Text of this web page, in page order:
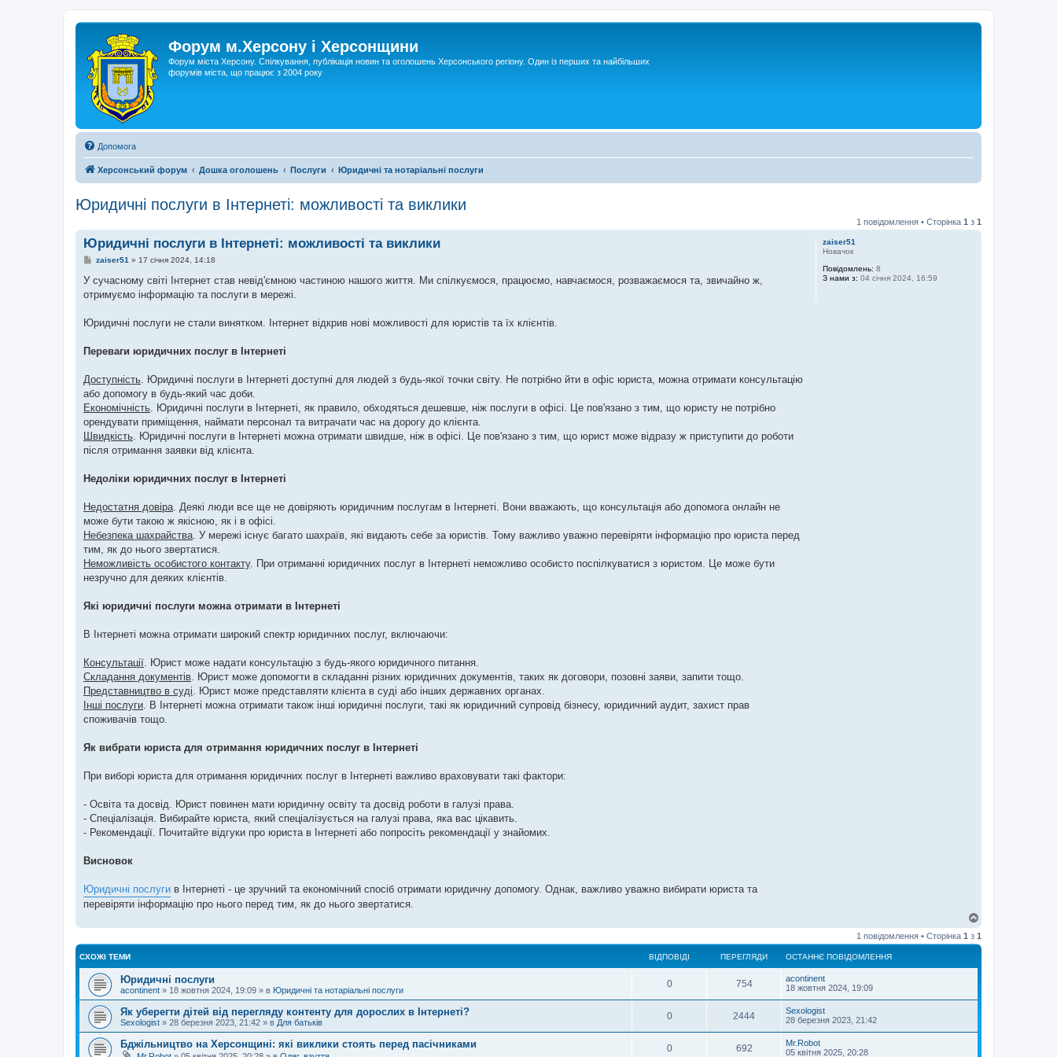
Форум м.Херсону і Херсонщини
Форум міста Херсону. Спілкування, публікація новин та оголошень Херсонського регіону. Один із перших та найбільших
форумів міста, що працює з 2004 року
Допомога
Херсонський форум Дошка оголошень Послуги Юридичні та нотаріальні послуги
Юридичні послуги в Інтернеті: можливості та виклики
1 повідомлення • Сторінка 1 з 1
zaiser51
Новачок
Повідомлень: 8
З нами з: 04 січня 2024, 16:59
Юридичні послуги в Інтернеті: можливості та виклики
П
в
д
л
н
zaiser51 » 17 січня 2024, 14:18
У сучасному світі Інтернет став невід'ємною частиною нашого життя. Ми спілкуємося, працюємо, навчаємося, розважаємося та, звичайно ж,
отримуємо інформацію та послуги в мережі.
Юридичні послуги не стали винятком. Інтернет відкрив нові можливості для юристів та їх клієнтів.
Переваги юридичних послуг в Інтернеті
Доступність. Юридичні послуги в Інтернеті доступні для людей з будь-якої точки світу. Не потрібно йти в офіс юриста, можна отримати консультацію
або допомогу в будь-який час доби.
Економічність. Юридичні послуги в Інтернеті, як правило, обходяться дешевше, ніж послуги в офісі. Це пов'язано з тим, що юристу не потрібно
орендувати приміщення, наймати персонал та витрачати час на дорогу до клієнта.
Швидкість. Юридичні послуги в Інтернеті можна отримати швидше, ніж в офісі. Це пов'язано з тим, що юрист може відразу ж приступити до роботи
після отримання заявки від клієнта.
Недоліки юридичних послуг в Інтернеті
Недостатня довіра. Деякі люди все ще не довіряють юридичним послугам в Інтернеті. Вони вважають, що консультація або допомога онлайн не
може бути такою ж якісною, як і в офісі.
Небезпека шахрайства. У мережі існує багато шахраїв, які видають себе за юристів. Тому важливо уважно перевіряти інформацію про юриста перед
тим, як до нього звертатися.
Неможливість особистого контакту. При отриманні юридичних послуг в Інтернеті неможливо особисто поспілкуватися з юристом. Це може бути
незручно для деяких клієнтів.
Які юридичні послуги можна отримати в Інтернеті
В Інтернеті можна отримати широкий спектр юридичних послуг, включаючи:
Консультації. Юрист може надати консультацію з будь-якого юридичного питання.
Складання документів. Юрист може допомогти в складанні різних юридичних документів, таких як договори, позовні заяви, запити тощо.
Представництво в суді. Юрист може представляти клієнта в суді або інших державних органах.
Інші послуги. В Інтернеті можна отримати також інші юридичні послуги, такі як юридичний супровід бізнесу, юридичний аудит, захист прав
споживачів тощо.
Як вибрати юриста для отримання юридичних послуг в Інтернеті
При виборі юриста для отримання юридичних послуг в Інтернеті важливо враховувати такі фактори:
- Освіта та досвід. Юрист повинен мати юридичну освіту та досвід роботи в галузі права.
- Спеціалізація. Вибирайте юриста, який спеціалізується на галузі права, яка вас цікавить.
- Рекомендації. Почитайте відгуки про юриста в Інтернеті або попросіть рекомендації у знайомих.
Висновок
Юридичні послуги в Інтернеті - це зручний та економічний спосіб отримати юридичну допомогу. Однак, важливо уважно вибирати юриста та
перевіряти інформацію про нього перед тим, як до нього звертатися.
г
о
1 повідомлення • Сторінка 1 з 1
СХОЖІ ТЕМИ ВІДПОВІДІ ПЕРЕГЛЯДИ ОСТАННЄ ПОВІДОМЛЕННЯ
Юридичні послуги
acontinent » 18 жовтня 2024, 19:09 » в Юридичні та нотаріальні послуги
0 754
acontinent
18 жовтня 2024, 19:09
Як уберегти дітей від перегляду контенту для дорослих в Інтернеті?
Sexologist » 28 березня 2023, 21:42 » в Для батьків
0 2444
Sexologist
28 березня 2023, 21:42
Бджільництво на Херсонщині: які виклики стоять перед пасічниками 0 692
Mr.Robot
05 квітня 2025, 20:28